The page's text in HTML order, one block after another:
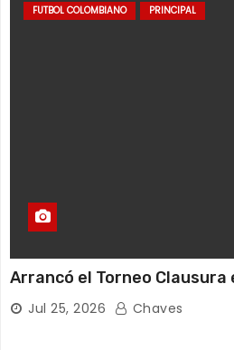
FUTBOL COLOMBIANO PRINCIPAL
Arrancó el Torneo Clausura
Jul 25, 2026 Chaves